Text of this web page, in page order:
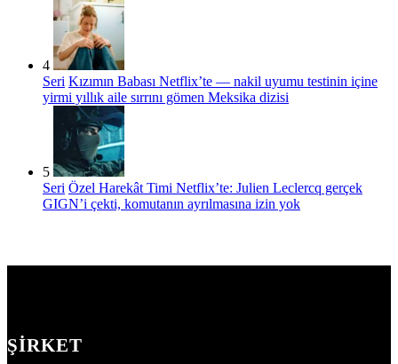
4
Seri Kızımın Babası Netflix’te — nakil uyumu testinin içine
yirmi yıllık aile sırrını gömen Meksika dizisi
5
Seri Özel Harekât Timi Netflix’te: Julien Leclercq gerçek
GIGN’i çekti, komutanın ayrılmasına izin yok
ŞIRKET